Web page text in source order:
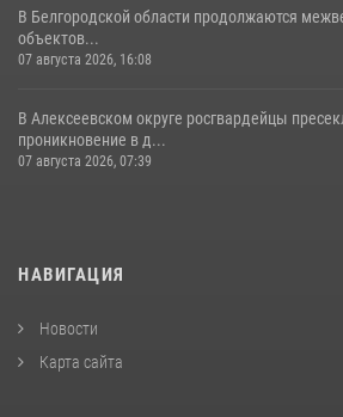
В Белгородской области продолжаются
объектов...
07 августа 2026, 16:08
В Алексеевском округе росгвардейцы
проникновение в д...
07 августа 2026, 07:39
НАВИГАЦИЯ
Новости
Карта сайта